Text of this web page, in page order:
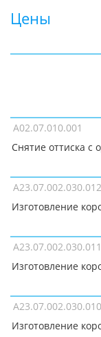
Цены
A02.07.010.001
Снятие оттиска с
A23.07.002.030.012
Изготовление
A23.07.002.030.011
Изготовление
A23.07.002.030.010
Изготовление